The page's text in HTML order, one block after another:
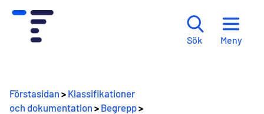
Sök Meny
Förstasidan > Klassifikationer
och dokumentation > Begrepp>